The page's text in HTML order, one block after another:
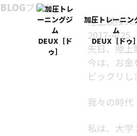
加圧トレーニン
ム
DEUX［ドゥ］
BLOGブログ
陸上競技ス
2017-4-25
先日、陸上
今は、お金
ビックリし
我々の時代
私は、大学